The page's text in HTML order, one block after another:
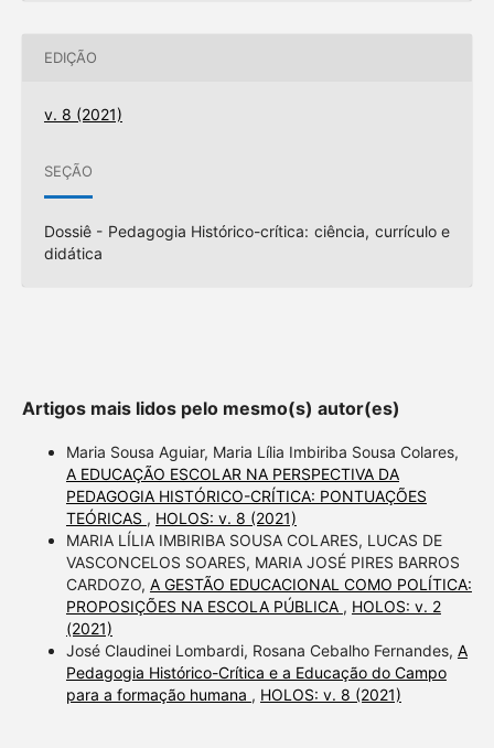
EDIÇÃO
v. 8 (2021)
SEÇÃO
Dossiê - Pedagogia Histórico-crítica: ciência, currículo e
didática
Artigos mais lidos pelo mesmo(s) autor(es)
Maria Sousa Aguiar, Maria Lília Imbiriba Sousa Colares,
A EDUCAÇÃO ESCOLAR NA PERSPECTIVA DA
PEDAGOGIA HISTÓRICO-CRÍTICA: PONTUAÇÕES
TEÓRICAS , HOLOS: v. 8 (2021)
MARIA LÍLIA IMBIRIBA SOUSA COLARES, LUCAS DE
VASCONCELOS SOARES, MARIA JOSÉ PIRES BARROS
CARDOZO, A GESTÃO EDUCACIONAL COMO POLÍTICA:
PROPOSIÇÕES NA ESCOLA PÚBLICA , HOLOS: v. 2
(2021)
José Claudinei Lombardi, Rosana Cebalho Fernandes, A
Pedagogia Histórico-Crítica e a Educação do Campo
para a formação humana , HOLOS: v. 8 (2021)